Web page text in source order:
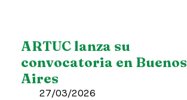
ARTUC lanza su
convocatoria en Buenos
Aires
27/03/2026